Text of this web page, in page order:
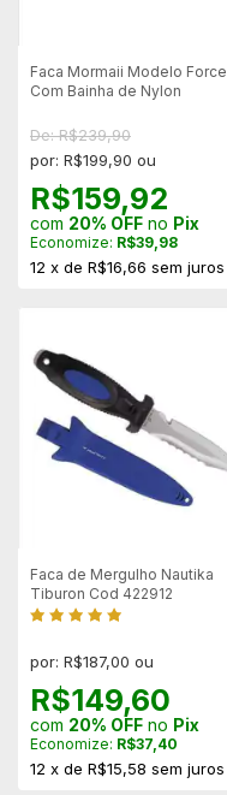
Faca Mormaii Modelo Force
Com Bainha de Nylon
De: R$239,90
por: R$199,90 ou
R$159,92
com 20% OFF no Pix
Economize: R$39,98
12 x de R$16,66 sem juros
Faca de Mergulho Nautika
Tiburon Cod 422912
por: R$187,00 ou
R$149,60
com 20% OFF no Pix
Economize: R$37,40
12 x de R$15,58 sem juros